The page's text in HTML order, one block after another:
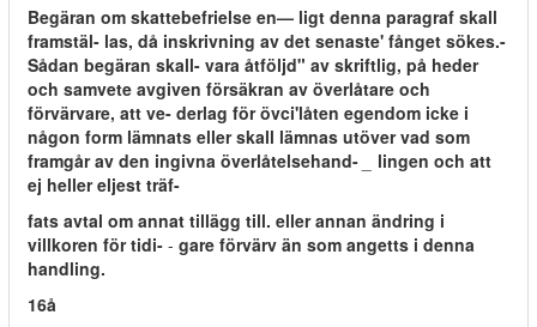
Begäran om skattebefrielse en— ligt denna paragraf skall
framstäl- las, då inskrivning av det senaste' fånget sökes.-
Sådan begäran skall- vara åtföljd" av skriftlig, på heder
och samvete avgiven försäkran av överlåtare och
förvärvare, att ve- derlag för övci'låten egendom icke i
någon form lämnats eller skall lämnas utöver vad som
framgår av den ingivna överlåtelsehand-
lingen och att
ej heller eljest träf-
fats avtal om annat tillägg till. eller annan ändring i
villkoren för tidi- - gare förvärv än som angetts i denna
handling.
16å